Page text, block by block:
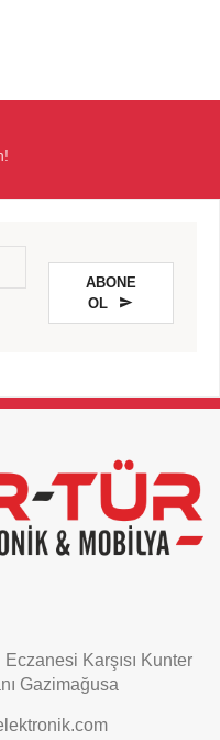
ABONE
OL
Karşısı Kunter
Gazimağusa